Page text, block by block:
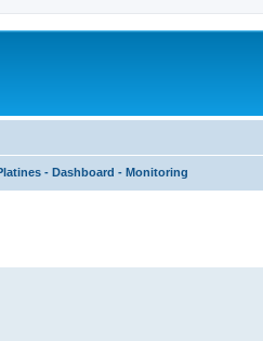
- Dashboard - Monitoring